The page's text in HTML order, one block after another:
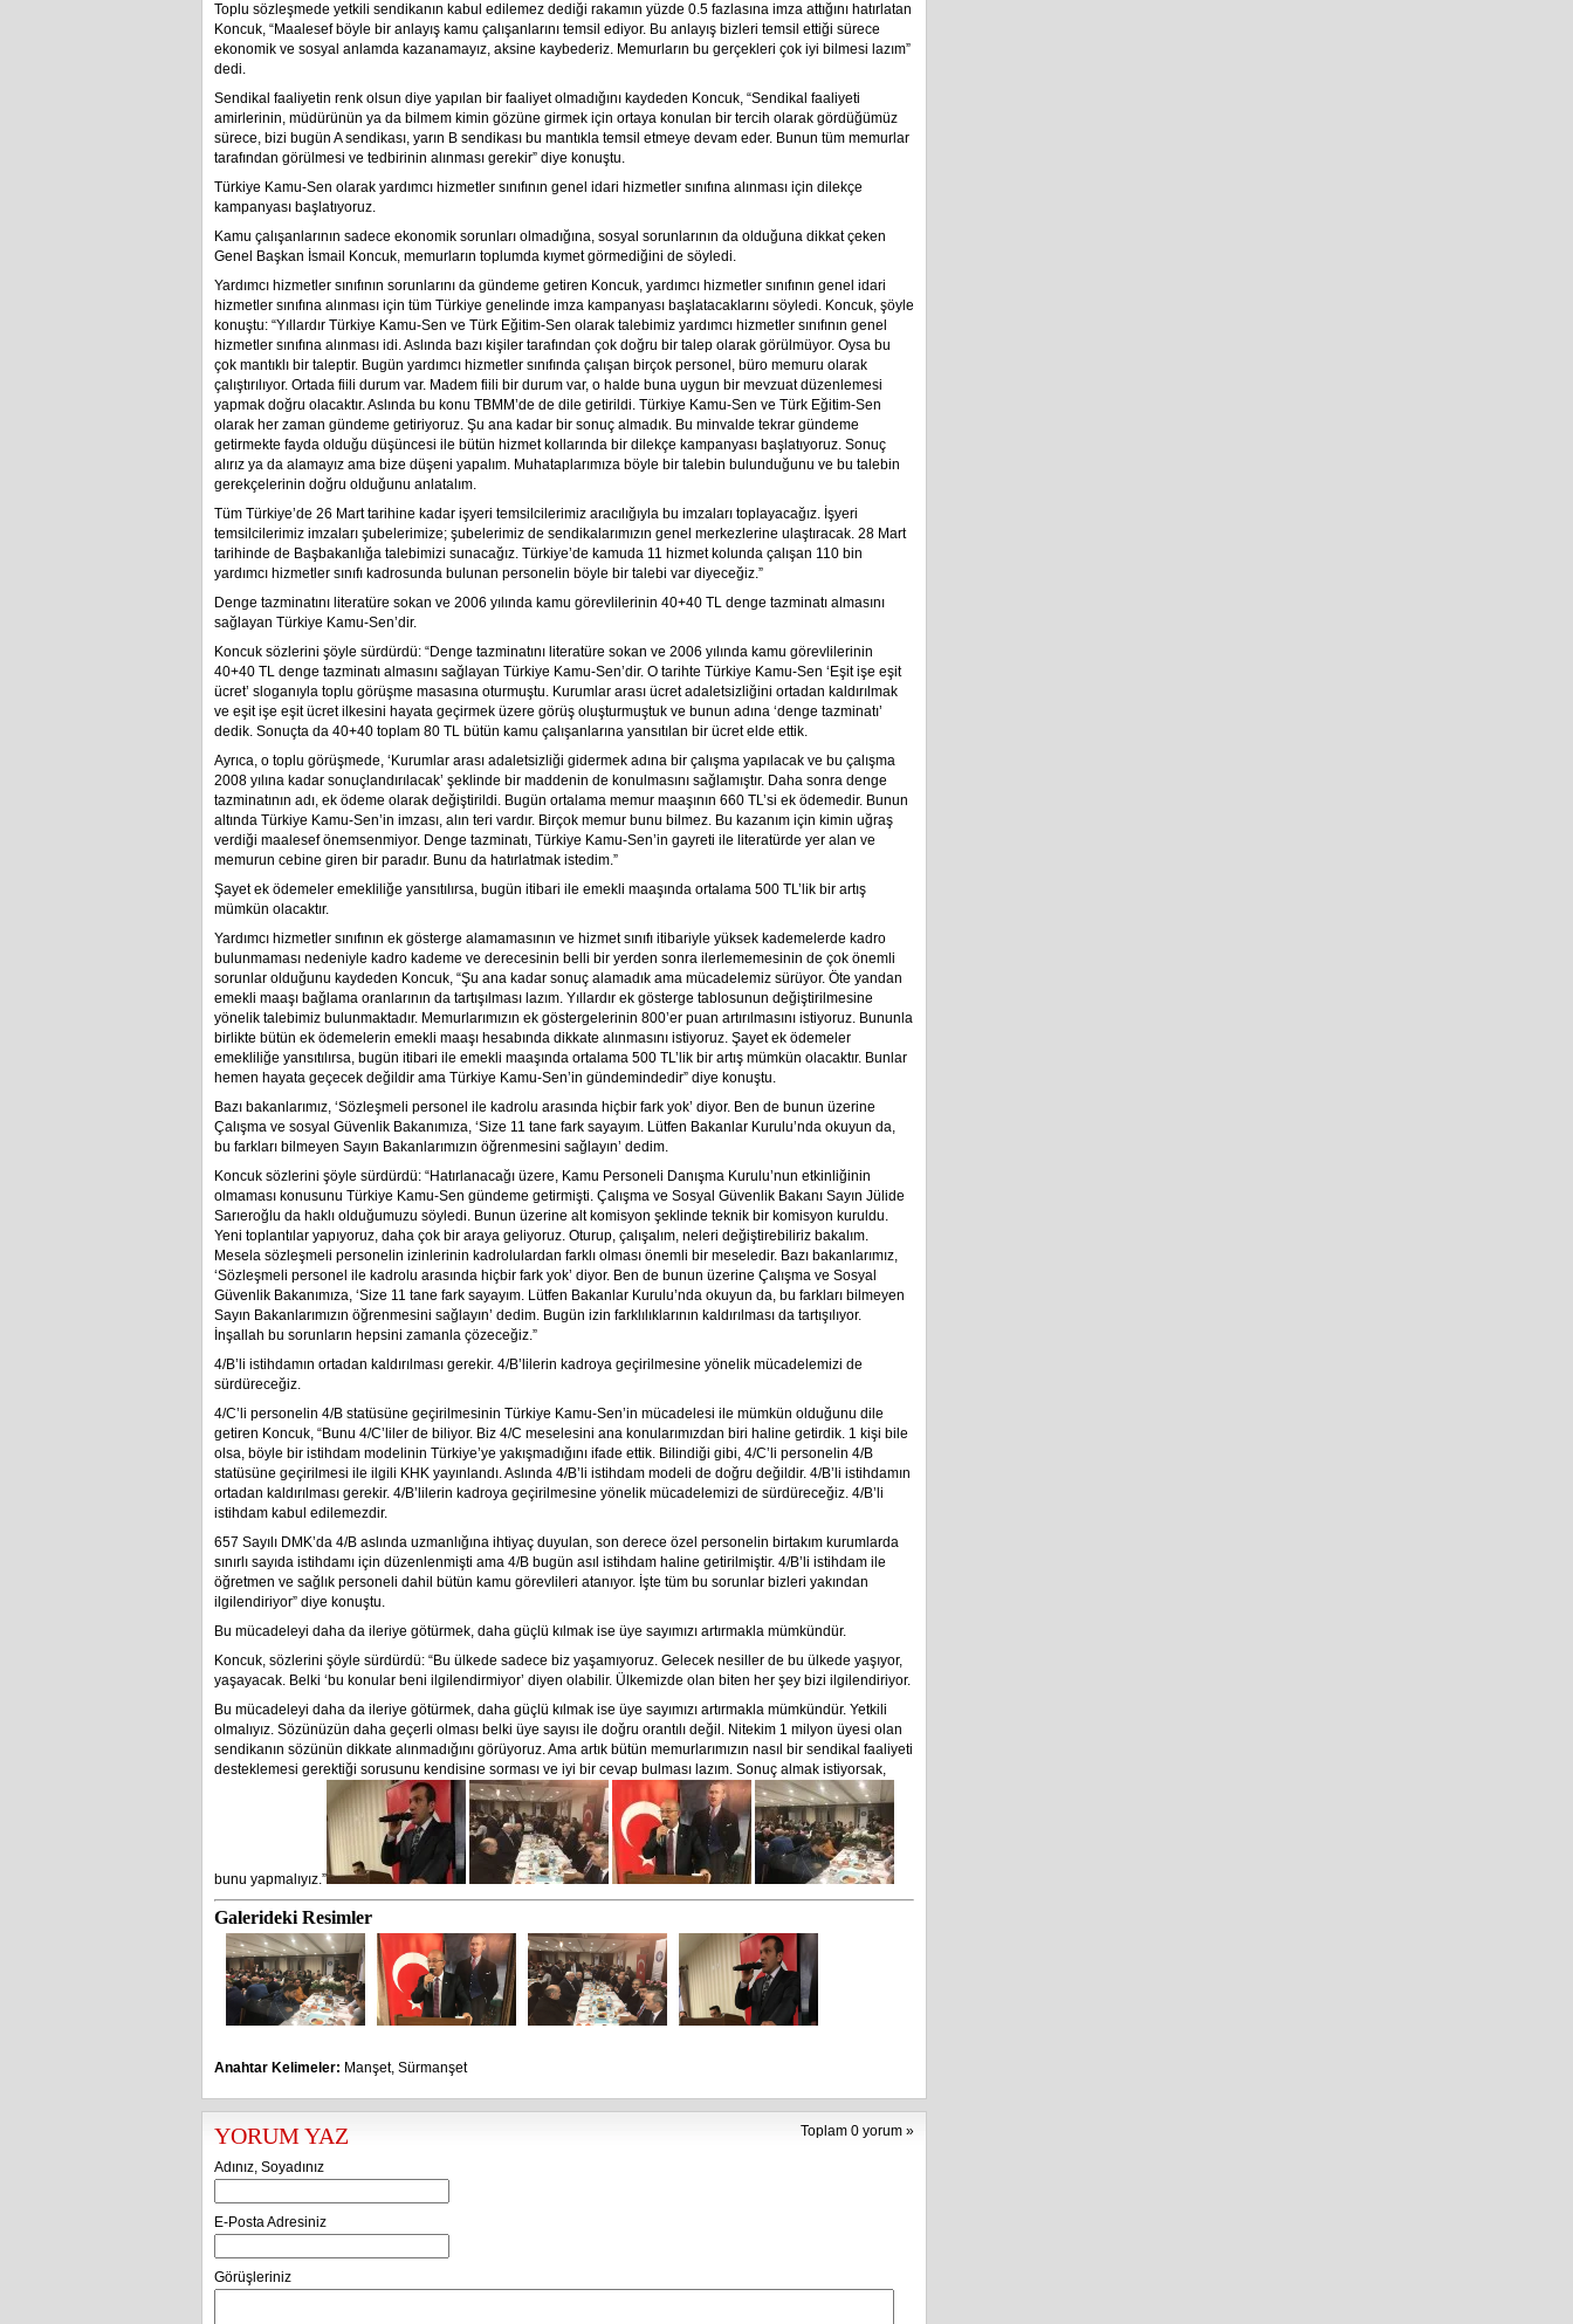
Toplu sözleşmede yetkili sendikanın kabul edilemez dediği rakamın yüzde 0.5 fazlasına imza attığını hatırlatan
Koncuk, “Maalesef böyle bir anlayış kamu çalışanlarını temsil ediyor. Bu anlayış bizleri temsil ettiği sürece
ekonomik ve sosyal anlamda kazanamayız, aksine kaybederiz. Memurların bu gerçekleri çok iyi bilmesi lazım”
dedi.
Sendikal faaliyetin renk olsun diye yapılan bir faaliyet olmadığını kaydeden Koncuk, “Sendikal faaliyeti
amirlerinin, müdürünün ya da bilmem kimin gözüne girmek için ortaya konulan bir tercih olarak gördüğümüz
sürece, bizi bugün A sendikası, yarın B sendikası bu mantıkla temsil etmeye devam eder. Bunun tüm memurlar
tarafından görülmesi ve tedbirinin alınması gerekir” diye konuştu.
Türkiye Kamu-Sen olarak yardımcı hizmetler sınıfının genel idari hizmetler sınıfına alınması için dilekçe
kampanyası başlatıyoruz.
Kamu çalışanlarının sadece ekonomik sorunları olmadığına, sosyal sorunlarının da olduğuna dikkat çeken
Genel Başkan İsmail Koncuk, memurların toplumda kıymet görmediğini de söyledi.
Yardımcı hizmetler sınıfının sorunlarını da gündeme getiren Koncuk, yardımcı hizmetler sınıfının genel idari
hizmetler sınıfına alınması için tüm Türkiye genelinde imza kampanyası başlatacaklarını söyledi. Koncuk, şöyle
konuştu: “Yıllardır Türkiye Kamu-Sen ve Türk Eğitim-Sen olarak talebimiz yardımcı hizmetler sınıfının genel
hizmetler sınıfına alınması idi. Aslında bazı kişiler tarafından çok doğru bir talep olarak görülmüyor. Oysa bu
çok mantıklı bir taleptir. Bugün yardımcı hizmetler sınıfında çalışan birçok personel, büro memuru olarak
çalıştırılıyor. Ortada fiili durum var. Madem fiili bir durum var, o halde buna uygun bir mevzuat düzenlemesi
yapmak doğru olacaktır. Aslında bu konu TBMM’de de dile getirildi. Türkiye Kamu-Sen ve Türk Eğitim-Sen
olarak her zaman gündeme getiriyoruz. Şu ana kadar bir sonuç almadık. Bu minvalde tekrar gündeme
getirmekte fayda olduğu düşüncesi ile bütün hizmet kollarında bir dilekçe kampanyası başlatıyoruz. Sonuç
alırız ya da alamayız ama bize düşeni yapalım. Muhataplarımıza böyle bir talebin bulunduğunu ve bu talebin
gerekçelerinin doğru olduğunu anlatalım.
Tüm Türkiye’de 26 Mart tarihine kadar işyeri temsilcilerimiz aracılığıyla bu imzaları toplayacağız. İşyeri
temsilcilerimiz imzaları şubelerimize; şubelerimiz de sendikalarımızın genel merkezlerine ulaştıracak. 28 Mart
tarihinde de Başbakanlığa talebimizi sunacağız. Türkiye’de kamuda 11 hizmet kolunda çalışan 110 bin
yardımcı hizmetler sınıfı kadrosunda bulunan personelin böyle bir talebi var diyeceğiz.”
Denge tazminatını literatüre sokan ve 2006 yılında kamu görevlilerinin 40+40 TL denge tazminatı almasını
sağlayan Türkiye Kamu-Sen’dir.
Koncuk sözlerini şöyle sürdürdü: “Denge tazminatını literatüre sokan ve 2006 yılında kamu görevlilerinin
40+40 TL denge tazminatı almasını sağlayan Türkiye Kamu-Sen’dir. O tarihte Türkiye Kamu-Sen ‘Eşit işe eşit
ücret’ sloganıyla toplu görüşme masasına oturmuştu. Kurumlar arası ücret adaletsizliğini ortadan kaldırılmak
ve eşit işe eşit ücret ilkesini hayata geçirmek üzere görüş oluşturmuştuk ve bunun adına ‘denge tazminatı’
dedik. Sonuçta da 40+40 toplam 80 TL bütün kamu çalışanlarına yansıtılan bir ücret elde ettik.
Ayrıca, o toplu görüşmede, ‘Kurumlar arası adaletsizliği gidermek adına bir çalışma yapılacak ve bu çalışma
2008 yılına kadar sonuçlandırılacak’ şeklinde bir maddenin de konulmasını sağlamıştır. Daha sonra denge
tazminatının adı, ek ödeme olarak değiştirildi. Bugün ortalama memur maaşının 660 TL’si ek ödemedir. Bunun
altında Türkiye Kamu-Sen’in imzası, alın teri vardır. Birçok memur bunu bilmez. Bu kazanım için kimin uğraş
verdiği maalesef önemsenmiyor. Denge tazminatı, Türkiye Kamu-Sen’in gayreti ile literatürde yer alan ve
memurun cebine giren bir paradır. Bunu da hatırlatmak istedim.”
Şayet ek ödemeler emekliliğe yansıtılırsa, bugün itibari ile emekli maaşında ortalama 500 TL’lik bir artış
mümkün olacaktır.
Yardımcı hizmetler sınıfının ek gösterge alamamasının ve hizmet sınıfı itibariyle yüksek kademelerde kadro
bulunmaması nedeniyle kadro kademe ve derecesinin belli bir yerden sonra ilerlememesinin de çok önemli
sorunlar olduğunu kaydeden Koncuk, “Şu ana kadar sonuç alamadık ama mücadelemiz sürüyor. Öte yandan
emekli maaşı bağlama oranlarının da tartışılması lazım. Yıllardır ek gösterge tablosunun değiştirilmesine
yönelik talebimiz bulunmaktadır. Memurlarımızın ek göstergelerinin 800’er puan artırılmasını istiyoruz. Bununla
birlikte bütün ek ödemelerin emekli maaşı hesabında dikkate alınmasını istiyoruz. Şayet ek ödemeler
emekliliğe yansıtılırsa, bugün itibari ile emekli maaşında ortalama 500 TL’lik bir artış mümkün olacaktır. Bunlar
hemen hayata geçecek değildir ama Türkiye Kamu-Sen’in gündemindedir” diye konuştu.
Bazı bakanlarımız, ‘Sözleşmeli personel ile kadrolu arasında hiçbir fark yok’ diyor. Ben de bunun üzerine
Çalışma ve sosyal Güvenlik Bakanımıza, ‘Size 11 tane fark sayayım. Lütfen Bakanlar Kurulu’nda okuyun da,
bu farkları bilmeyen Sayın Bakanlarımızın öğrenmesini sağlayın’ dedim.
Koncuk sözlerini şöyle sürdürdü: “Hatırlanacağı üzere, Kamu Personeli Danışma Kurulu’nun etkinliğinin
olmaması konusunu Türkiye Kamu-Sen gündeme getirmişti. Çalışma ve Sosyal Güvenlik Bakanı Sayın Jülide
Sarıeroğlu da haklı olduğumuzu söyledi. Bunun üzerine alt komisyon şeklinde teknik bir komisyon kuruldu.
Yeni toplantılar yapıyoruz, daha çok bir araya geliyoruz. Oturup, çalışalım, neleri değiştirebiliriz bakalım.
Mesela sözleşmeli personelin izinlerinin kadrolulardan farklı olması önemli bir meseledir. Bazı bakanlarımız,
‘Sözleşmeli personel ile kadrolu arasında hiçbir fark yok’ diyor. Ben de bunun üzerine Çalışma ve Sosyal
Güvenlik Bakanımıza, ‘Size 11 tane fark sayayım. Lütfen Bakanlar Kurulu’nda okuyun da, bu farkları bilmeyen
Sayın Bakanlarımızın öğrenmesini sağlayın’ dedim. Bugün izin farklılıklarının kaldırılması da tartışılıyor.
İnşallah bu sorunların hepsini zamanla çözeceğiz.”
4/B’li istihdamın ortadan kaldırılması gerekir. 4/B’lilerin kadroya geçirilmesine yönelik mücadelemizi de
sürdüreceğiz.
4/C’li personelin 4/B statüsüne geçirilmesinin Türkiye Kamu-Sen’in mücadelesi ile mümkün olduğunu dile
getiren Koncuk, “Bunu 4/C’liler de biliyor. Biz 4/C meselesini ana konularımızdan biri haline getirdik. 1 kişi bile
olsa, böyle bir istihdam modelinin Türkiye’ye yakışmadığını ifade ettik. Bilindiği gibi, 4/C’li personelin 4/B
statüsüne geçirilmesi ile ilgili KHK yayınlandı. Aslında 4/B’li istihdam modeli de doğru değildir. 4/B’li istihdamın
ortadan kaldırılması gerekir. 4/B’lilerin kadroya geçirilmesine yönelik mücadelemizi de sürdüreceğiz. 4/B’li
istihdam kabul edilemezdir.
657 Sayılı DMK’da 4/B aslında uzmanlığına ihtiyaç duyulan, son derece özel personelin birtakım kurumlarda
sınırlı sayıda istihdamı için düzenlenmişti ama 4/B bugün asıl istihdam haline getirilmiştir. 4/B’li istihdam ile
öğretmen ve sağlık personeli dahil bütün kamu görevlileri atanıyor. İşte tüm bu sorunlar bizleri yakından
ilgilendiriyor” diye konuştu.
Bu mücadeleyi daha da ileriye götürmek, daha güçlü kılmak ise üye sayımızı artırmakla mümkündür.
Koncuk, sözlerini şöyle sürdürdü: “Bu ülkede sadece biz yaşamıyoruz. Gelecek nesiller de bu ülkede yaşıyor,
yaşayacak. Belki ‘bu konular beni ilgilendirmiyor’ diyen olabilir. Ülkemizde olan biten her şey bizi ilgilendiriyor.
Bu mücadeleyi daha da ileriye götürmek, daha güçlü kılmak ise üye sayımızı artırmakla mümkündür. Yetkili
olmalıyız. Sözünüzün daha geçerli olması belki üye sayısı ile doğru orantılı değil. Nitekim 1 milyon üyesi olan
sendikanın sözünün dikkate alınmadığını görüyoruz. Ama artık bütün memurlarımızın nasıl bir sendikal faaliyeti
desteklemesi gerektiği sorusunu kendisine sorması ve iyi bir cevap bulması lazım. Sonuç almak istiyorsak,
bunu yapmalıyız.”
Galerideki Resimler
Anahtar Kelimeler: Manşet, Sürmanşet
Toplam 0 yorum »
YORUM YAZ
Adınız, Soyadınız
E-Posta Adresiniz
Görüşleriniz